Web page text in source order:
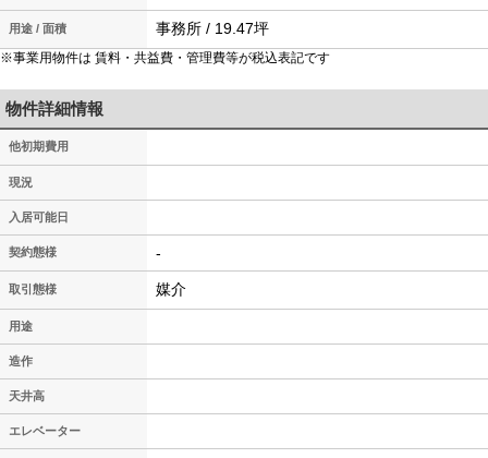
用途 / 面積 事務所 / 19.47坪
※事業用物件は 賃料・共益費・管理費等が税込表記です
物件詳細情報
他初期費用
現況
入居可能日
契約態様 -
取引態様 媒介
用途
造作
天井高
エレベーター